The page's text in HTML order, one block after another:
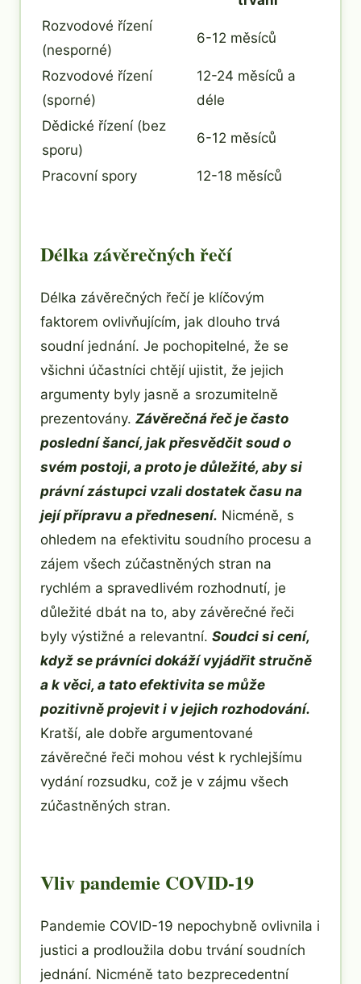
Rozvodové řízení
(nesporné)
6-12 měsíců
Rozvodové řízení
(sporné)
12-24 měsíců a
déle
Dědické řízení (bez
sporu)
6-12 měsíců
Pracovní spory 12-18 měsíců
Délka závěrečných řečí
Délka závěrečných řečí je klíčovým
faktorem ovlivňujícím, jak dlouho trvá
soudní jednání. Je pochopitelné, že se
všichni účastníci chtějí ujistit, že jejich
argumenty byly jasně a srozumitelně
prezentovány. Závěrečná řeč je často
poslední šancí, jak přesvědčit soud o
svém postoji, a proto je důležité, aby si
právní zástupci vzali dostatek času na
její přípravu a přednesení. Nicméně, s
ohledem na efektivitu soudního procesu a
zájem všech zúčastněných stran na
rychlém a spravedlivém rozhodnutí, je
důležité dbát na to, aby závěrečné řeči
byly výstižné a relevantní. Soudci si cení,
když se právníci dokáží vyjádřit stručně
a k věci, a tato efektivita se může
pozitivně projevit i v jejich rozhodování.
Kratší, ale dobře argumentované
závěrečné řeči mohou vést k rychlejšímu
vydání rozsudku, což je v zájmu všech
zúčastněných stran.
Vliv pandemie COVID-19
Pandemie COVID-19 nepochybně ovlivnila i
justici a prodloužila dobu trvání soudních
jednání. Nicméně tato bezprecedentní